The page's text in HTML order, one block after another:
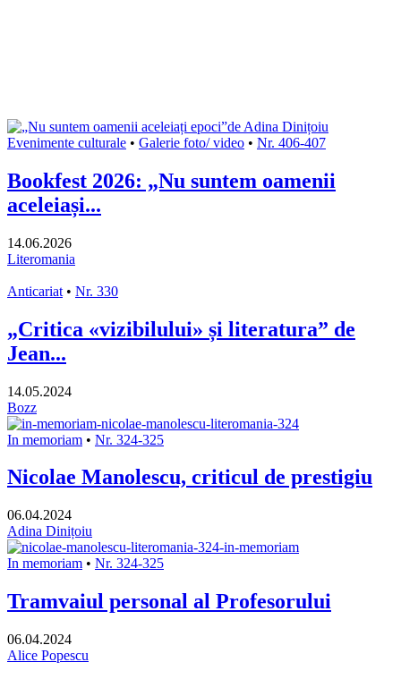
Evenimente culturale • Galerie foto/ video • Nr. 406-407
Bookfest 2026: „Nu suntem oamenii
aceleiași...
14.06.2026
Literomania
Anticariat • Nr. 330
„Critica «vizibilului» și literatura” de
Jean...
14.05.2024
Bozz
In memoriam • Nr. 324-325
Nicolae Manolescu, criticul de prestigiu
06.04.2024
Adina Dinițoiu
In memoriam • Nr. 324-325
Tramvaiul personal al Profesorului
06.04.2024
Alice Popescu